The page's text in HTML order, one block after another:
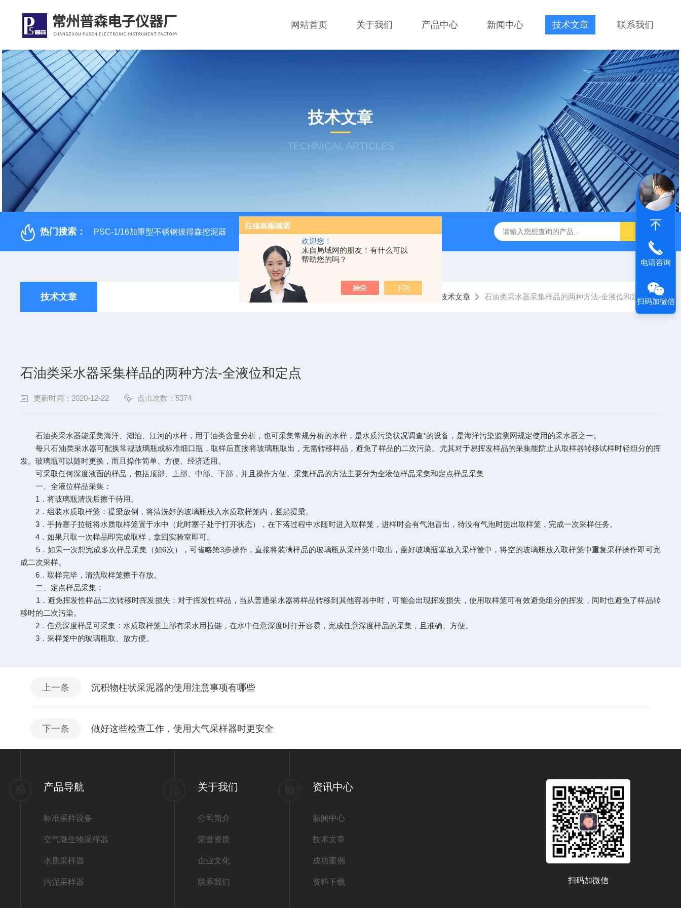
欢迎您！
来自局域网的朋友！有什么可以
帮助您的吗？
网站首页 关于我们 产品中心 新闻中心 技术文章 联系我们
技术文章
TECHNICAL ARTICLES
热门搜索： PSC-1/16加重型不锈钢彼得森挖泥器 Beeker型沉积物原状采样器（柱状底泥采样器） PS-TQS浅水型浮游生物网 PST-DD电动土壤采样器 PSC-26
技术文章 当前位置：首页 技术文章 石油类采水器采集样品的两种方法-全液位和定点
石油类采水器采集样品的两种方法-全液位和定点
更新时间：2020-12-22 点击次数：5374
石油类采水器能采集海洋、湖泊、江河的水样，用于油类含量分析，也可采集常规分析的水样，是水质污染状况调查*的设备，是海洋污染监测网规定使用的采水器之一。
每只石油类采水器可配换常规玻璃瓶或标准细口瓶，取样后直接将玻璃瓶取出，无需转移样品，避免了样品的二次污染。尤其对于易挥发样品的采集能防止从取样器转移试样时轻组分的挥
发。玻璃瓶可以随时更换，而且操作简单、方便、经济适用。
可采取任何深度液面的样品，包括顶部、上部、中部、下部，并且操作方便。采集样品的方法主要分为全液位样品采集和定点样品采集
一、全液位样品采集：
1．将玻璃瓶清洗后擦干待用。
2．组装水质取样笼：提梁放倒，将清洗好的玻璃瓶放入水质取样笼内，竖起提梁。
3．手持塞子拉链将水质取样笼置于水中（此时塞子处于打开状态），在下落过程中水随时进入取样笼，进样时会有气泡冒出，待没有气泡时提出取样笼，完成一次采样任务。
4．如果只取一次样品即完成取样，拿回实验室即可。
5．如果一次想完成多次样品采集（如6次），可省略第3步操作，直接将装满样品的玻璃瓶从采样笼中取出，盖好玻璃瓶塞放入采样筐中，将空的玻璃瓶放入取样笼中重复采样操作即可完
成二次采样。
6．取样完毕，清洗取样笼擦干存放。
二、定点样品采集：
1．避免挥发性样品二次转移时挥发损失：对于挥发性样品，当从普通采水器将样品转移到其他容器中时，可能会出现挥发损失，使用取样笼可有效避免组分的挥发，同时也避免了样品转
移时的二次污染。
2．任意深度样品可采集：水质取样笼上部有采水用拉链，在水中任意深度时打开容易，完成任意深度样品的采集，且准确、方便。
3．采样笼中的玻璃瓶取、放方便。
上一条 沉积物柱状采泥器的使用注意事项有哪些
下一条 做好这些检查工作，使用大气采样器时更安全
产品导航
标准采样设备
空气微生物采样器
水质采样器
污泥采样器
关于我们
公司简介
荣誉资质
企业文化
联系我们
资讯中心
新闻中心
技术文章
成功案例
资料下载 扫码加微信
电话咨询
扫码加微信